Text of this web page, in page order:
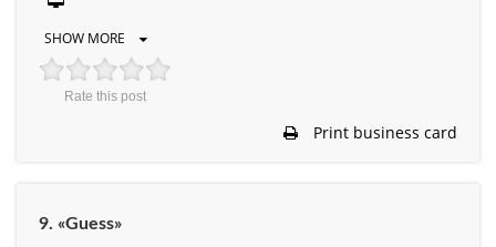
SHOW MORE
Rate this post
Print business card
9. «Guess»